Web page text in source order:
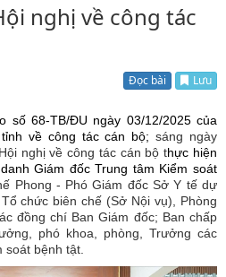
nghị về công tác
Đọc bài Lưu
số 68-TB/ĐU ngày 03/12/2025 của
về công tác cán bộ; sáng ngày
Hội nghị về công tác cán bộ thực hiện
Giám đốc Trung tâm Kiểm soát
Phong - Phó Giám đốc Sở Y tế dự
chức biên chế (Sở Nội vụ), Phòng
đồng chí Ban Giám đốc; Ban chấp
phó khoa, phòng, Trưởng các
soát bệnh tật.